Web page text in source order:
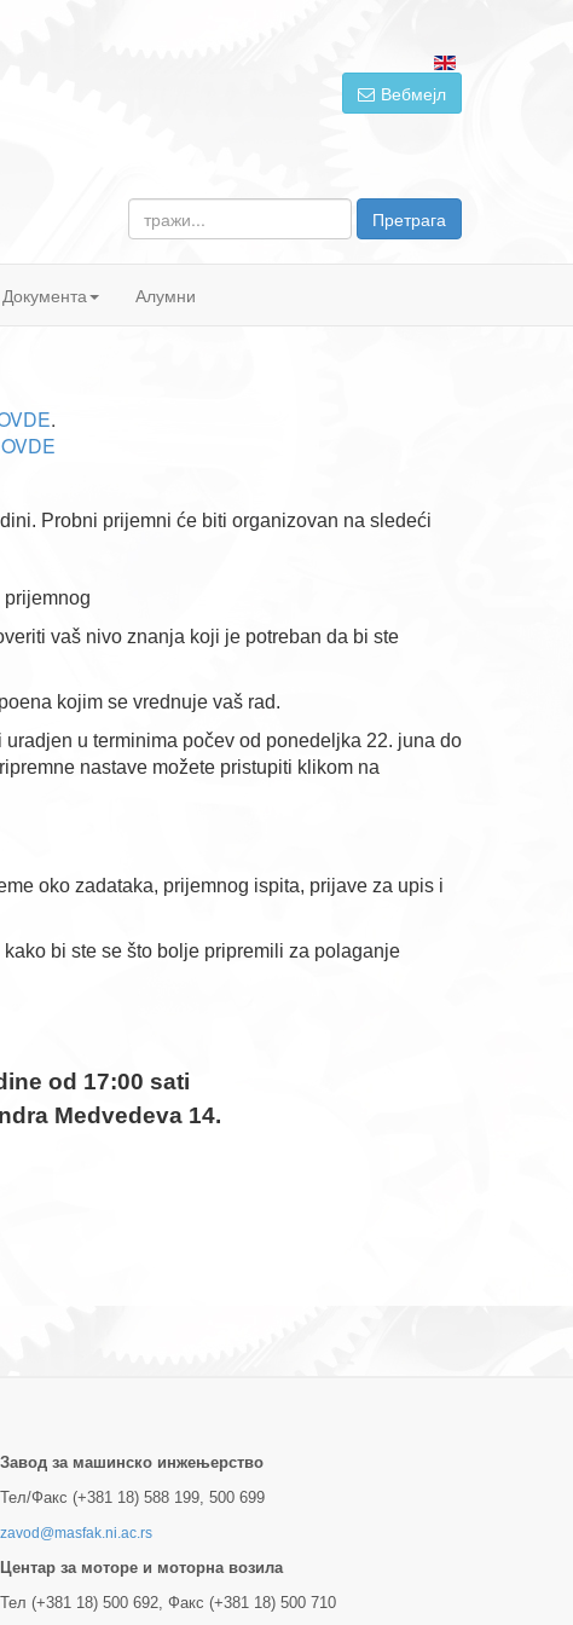
Вебмејл
Претрага
Документа Алумни
.
OVDE
Probni prijemni će biti organizovan na sledeći
prijemnog
vaš nivo znanja koji je potreban da bi ste
kojim se vrednuje vaš rad.
u terminima počev od ponedeljka 22. juna do
nastave možete pristupiti klikom na
oko zadataka, prijemnog ispita, prijave za upis i
bi ste se što bolje pripremili za polaganje
od 17:00 sati
Medvedeva 14.
Завод за машинско инжењерство
Тел/Факс (+381 18) 588 199, 500 699
zavod@masfak.ni.ac.rs
Центар за моторе и моторна возила
Тел (+381 18) 500 692, Факс (+381 18) 500 710